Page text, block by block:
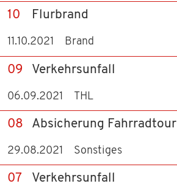
11.10.2021 Brand
10 Flurbrand
06.09.2021 THL
09 Verkehrsunfall
29.08.2021 Sonstiges
08 Absicherung Fahrradtour
07 Verkehrsunfall